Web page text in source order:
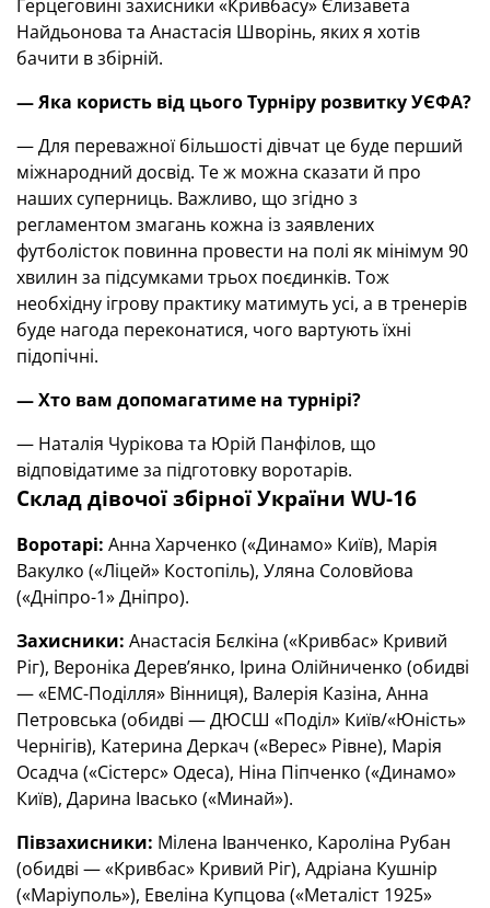
Герцеговині захисники «Кривбасу» Єлизавета
Найдьонова та Анастасія Шворінь, яких я хотів
бачити в збірній.
— Яка користь від цього Турніру розвитку УЄФА?
— Для переважної більшості дівчат це буде перший
міжнародний досвід. Те ж можна сказати й про
наших суперниць. Важливо, що згідно з
регламентом змагань кожна із заявлених
футболісток повинна провести на полі як мінімум 90
хвилин за підсумками трьох поєдинків. Тож
необхідну ігрову практику матимуть усі, а в тренерів
буде нагода переконатися, чого вартують їхні
підопічні.
— Хто вам допомагатиме на турнірі?
— Наталія Чурікова та Юрій Панфілов, що
відповідатиме за підготовку воротарів.
Склад дівочої збірної України WU-16
Воротарі: Анна Харченко («Динамо» Київ), Марія
Вакулко («Ліцей» Костопіль), Уляна Соловйова
(«Дніпро-1» Дніпро).
Захисники: Анастасія Бєлкіна («Кривбас» Кривий
Ріг), Вероніка Дерев’янко, Ірина Олійниченко (обидві
— «ЕМС-Поділля» Вінниця), Валерія Казіна, Анна
Петровська (обидві — ДЮСШ «Поділ» Київ/«Юність»
Чернігів), Катерина Деркач («Верес» Рівне), Марія
Осадча («Сістерс» Одеса), Ніна Піпченко («Динамо»
Київ), Дарина Івасько («Минай»).
Півзахисники: Мілена Іванченко, Кароліна Рубан
(обидві — «Кривбас» Кривий Ріг), Адріана Кушнір
(«Маріуполь»), Евеліна Купцова («Металіст 1925»